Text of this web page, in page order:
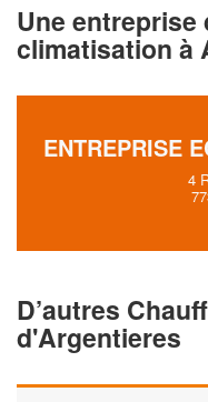
Une entreprise
climatisation à
ENTREPRISE
4
D’autres
d'Argentieres